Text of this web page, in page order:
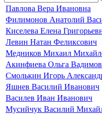
Павлова Вера Ивановна
Филимонов Анатолий
Киселева Елена
Левин Натан Феликсович
Медников Михаил
Акинфиева Ольга
Смолькин Игорь
Яшнев Василий Иванович
Василев Иван Иванович
Мусийчук Василий